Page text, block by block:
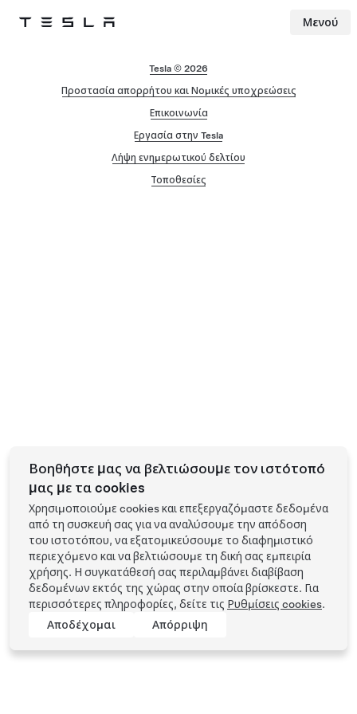
Tesla Μενού
Tesla © 2026
Προστασία απορρήτου και Νομικές υποχρεώσεις
Επικοινωνία
Εργασία στην Tesla
Λήψη ενημερωτικού δελτίου
Τοποθεσίες
Βοηθήστε μας να βελτιώσουμε τον ιστότοπό
μας με τα cookies
Χρησιμοποιούμε cookies και επεξεργαζόμαστε δεδομένα
από τη συσκευή σας για να αναλύσουμε την απόδοση
του ιστοτόπου, να εξατομικεύσουμε το διαφημιστικό
περιεχόμενο και να βελτιώσουμε τη δική σας εμπειρία
χρήσης. Η συγκατάθεσή σας περιλαμβάνει διαβίβαση
δεδομένων εκτός της χώρας στην οποία βρίσκεστε. Για
περισσότερες πληροφορίες, δείτε τις Ρυθμίσεις cookies.
Αποδέχομαι
Απόρριψη